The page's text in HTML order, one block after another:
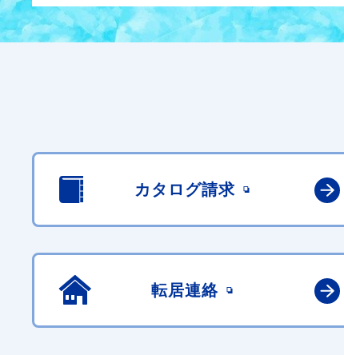
カタログ請求
転居連絡